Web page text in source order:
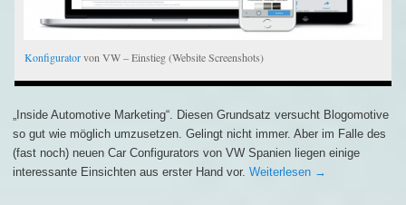
Konfiguratorvon VW – Einstieg (Website Screenshots)
„Inside Automotive Marketing“. Diesen Grundsatz versucht Blogomotive
so gut wie möglich umzusetzen. Gelingt nicht immer. Aber im Falle des
(fast noch) neuen Car Configurators von VW Spanien liegen einige
interessante Einsichten aus erster Hand vor. Weiterlesen →